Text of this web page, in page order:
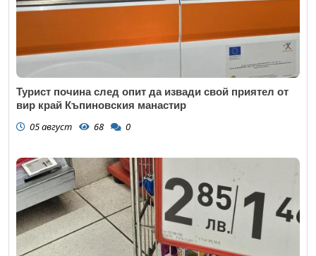
Турист почина след опит да извади свой приятел от
вир край Къпиновския манастир
05 август 68 0